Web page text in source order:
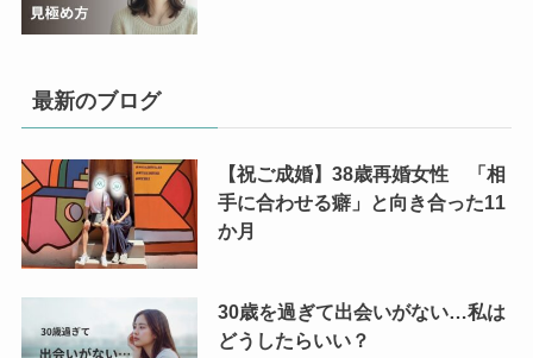
最新のブログ
【祝ご成婚】38歳再婚女性 「相
手に合わせる癖」と向き合った11
か月
30歳を過ぎて出会いがない…私は
どうしたらいい？